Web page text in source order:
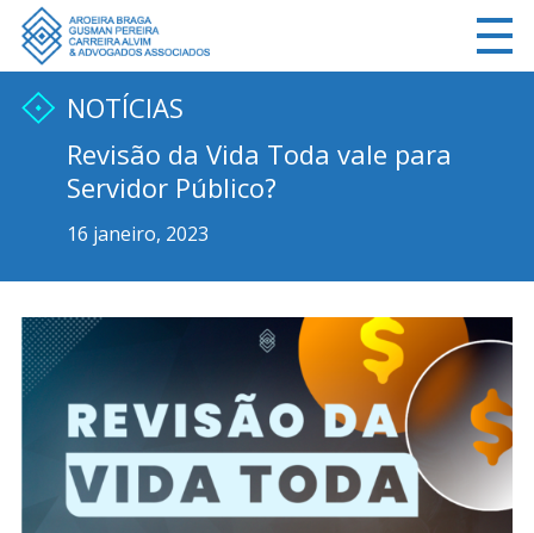
NOTÍCIAS
Revisão da Vida Toda vale para
Servidor Público?
16 janeiro, 2023